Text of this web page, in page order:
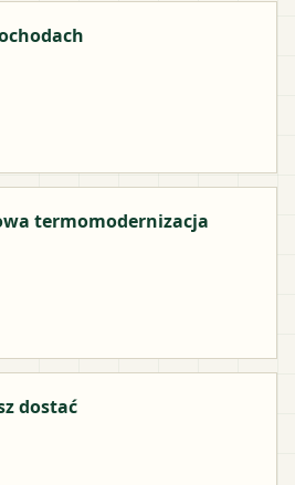
termomodernizacja
dostać